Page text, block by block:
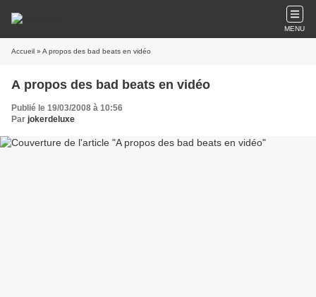
MENU
Accueil » A propos des bad beats en vidéo
A propos des bad beats en vidéo
Publié le 19/03/2008 à 10:56
Par jokerdeluxe